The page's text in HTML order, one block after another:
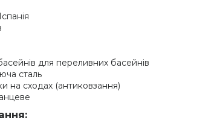
для переливних басейнів
сталь
на сходах (антиковзання)